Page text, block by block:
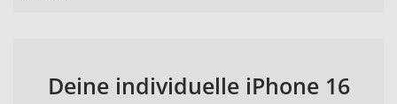
Deine individuelle iPhone 16